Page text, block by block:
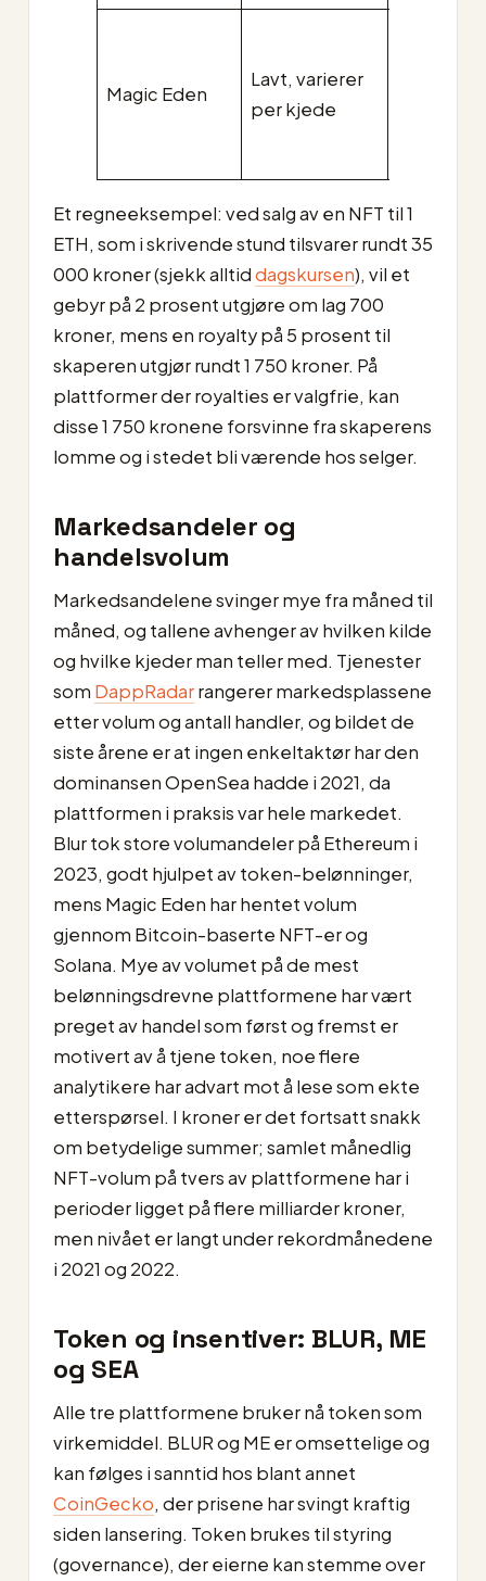
Magic Eden
Lavt, varierer
per kjede
Et regneeksempel: ved salg av en NFT til 1
ETH, som i skrivende stund tilsvarer rundt 35
000 kroner (sjekk alltiddagskursen), vil et
gebyr på 2 prosent utgjøre om lag 700
kroner, mens en royalty på 5 prosent til
skaperen utgjør rundt 1 750 kroner. På
plattformer der royalties er valgfrie, kan
disse 1 750 kronene forsvinne fra skaperens
lomme og i stedet bli værende hos selger.
Markedsandeler og
handelsvolum
Markedsandelene svinger mye fra måned til
måned, og tallene avhenger av hvilken kilde
og hvilke kjeder man teller med. Tjenester
som DappRadarrangerer markedsplassene
etter volum og antall handler, og bildet de
siste årene er at ingen enkeltaktør har den
dominansen OpenSea hadde i 2021, da
plattformen i praksis var hele markedet.
Blur tok store volumandeler på Ethereum i
2023, godt hjulpet av token-belønninger,
mens Magic Eden har hentet volum
gjennom Bitcoin-baserte NFT-er og
Solana. Mye av volumet på de mest
belønningsdrevne plattformene har vært
preget av handel som først og fremst er
motivert av å tjene token, noe flere
analytikere har advart mot å lese som ekte
etterspørsel. I kroner er det fortsatt snakk
om betydelige summer; samlet månedlig
NFT-volum på tvers av plattformene har i
perioder ligget på flere milliarder kroner,
men nivået er langt under rekordmånedene
i 2021 og 2022.
Token og insentiver: BLUR, ME
og SEA
Alle tre plattformene bruker nå token som
virkemiddel. BLUR og ME er omsettelige og
kan følges i sanntid hos blant annet
CoinGecko, der prisene har svingt kraftig
siden lansering. Token brukes til styring
(governance), der eierne kan stemme over